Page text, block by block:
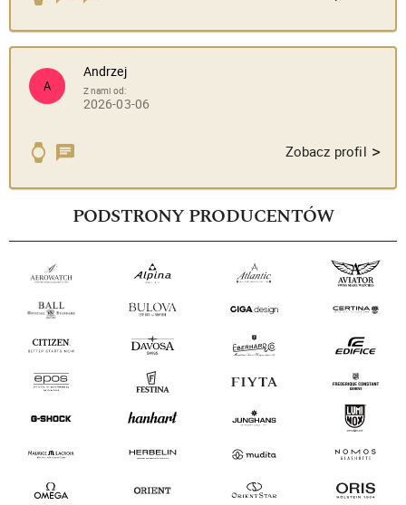
A
Andrzej
Z nami od:
2026-03-06
Zobacz profil >
PODSTRONY PRODUCENTÓW